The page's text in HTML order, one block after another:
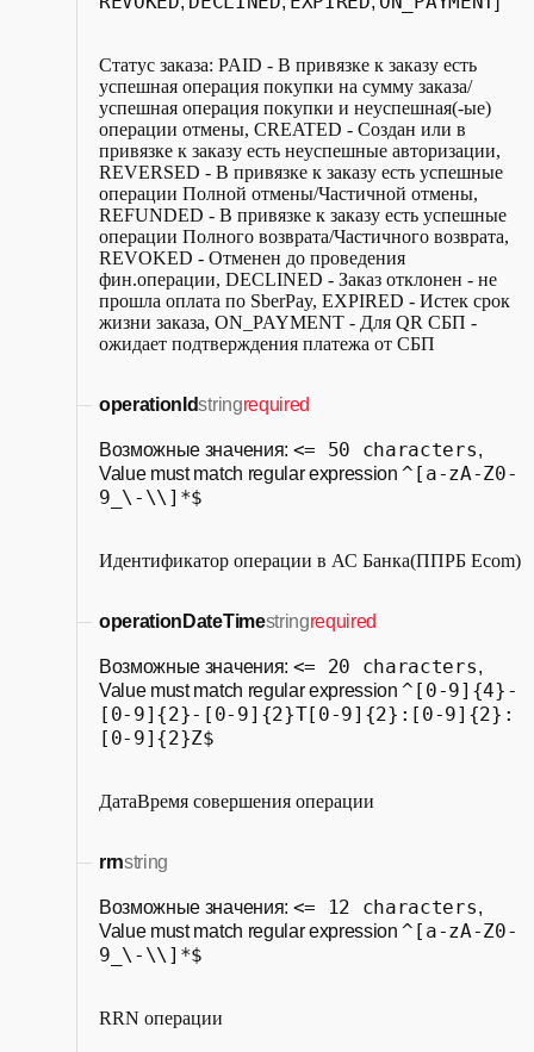
Статус заказа: PAID - В привязке к заказу есть
успешная операция покупки на сумму заказа/
успешная операция покупки и неуспешная(-ые)
операции отмены, CREATED - Создан или в
привязке к заказу есть неуспешные авторизации,
REVERSED - В привязке к заказу есть успешные
операции Полной отмены/Частичной отмены,
REFUNDED - В привязке к заказу есть успешные
операции Полного возврата/Частичного возврата,
REVOKED - Отменен до проведения
фин.операции, DECLINED - Заказ отклонен - не
прошла оплата по SberPay, EXPIRED - Истек срок
жизни заказа, ON_PAYMENT - Для QR СБП -
ожидает подтверждения платежа от СБП
operationIdstringrequired
Возможные значения: <= 50 characters,
Value must match regular expression^[a-zA-Z0-
9_\-\\]*$
Идентификатор операции в АС Банка(ППРБ Ecom)
operationDateTimestringrequired
Возможные значения: <= 20 characters,
Value must match regular expression^[0-9]{4}-
[0-9]{2}-[0-9]{2}T[0-9]{2}:[0-9]{2}:
[0-9]{2}Z$
ДатаВремя совершения операции
rrnstring
Возможные значения: <= 12 characters,
Value must match regular expression^[a-zA-Z0-
9_\-\\]*$
RRN операции